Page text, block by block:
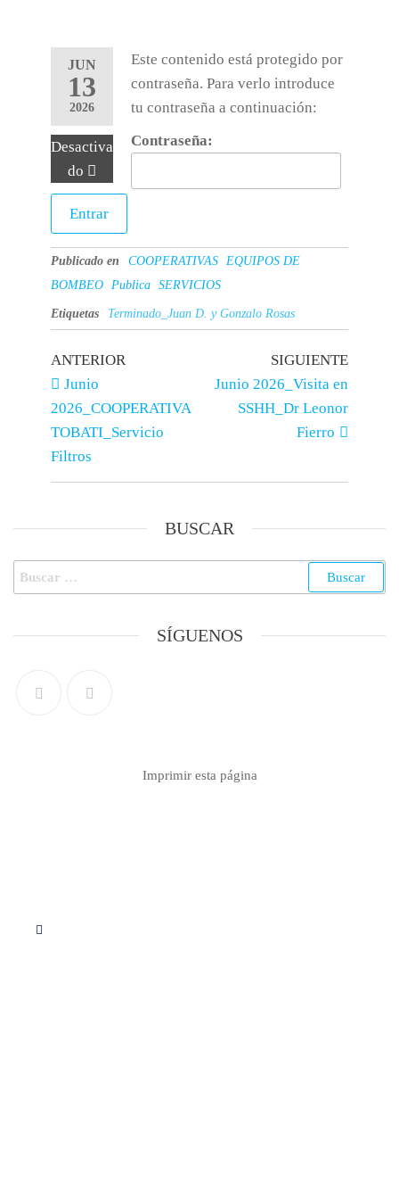
JUN
13
2026
Desactiva
do
Este contenido está protegido por
contraseña. Para verlo introduce
tu contraseña a continuación:
Contraseña:
Publicado en COOPERATIVAS
EQUIPOS DE
BOMBEO
Publica SERVICIOS
Etiquetas Terminado_Juan D. y Gonzalo Rosas
ANTERIOR
Junio
2026_COOPERATIVA
TOBATI_Servicio
Filtros
SIGUIENTE
Junio 2026_Visita en
SSHH_Dr Leonor
Fierro
BUSCAR
SÍGUENOS
Imprimir esta página